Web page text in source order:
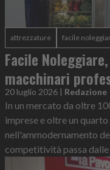
attrezzature facile
Facile
macchinari
20 luglio 2026 | Redazione
In un mercato da oltre
imprese e oltre un
nell'ammodernamento
competitività passa